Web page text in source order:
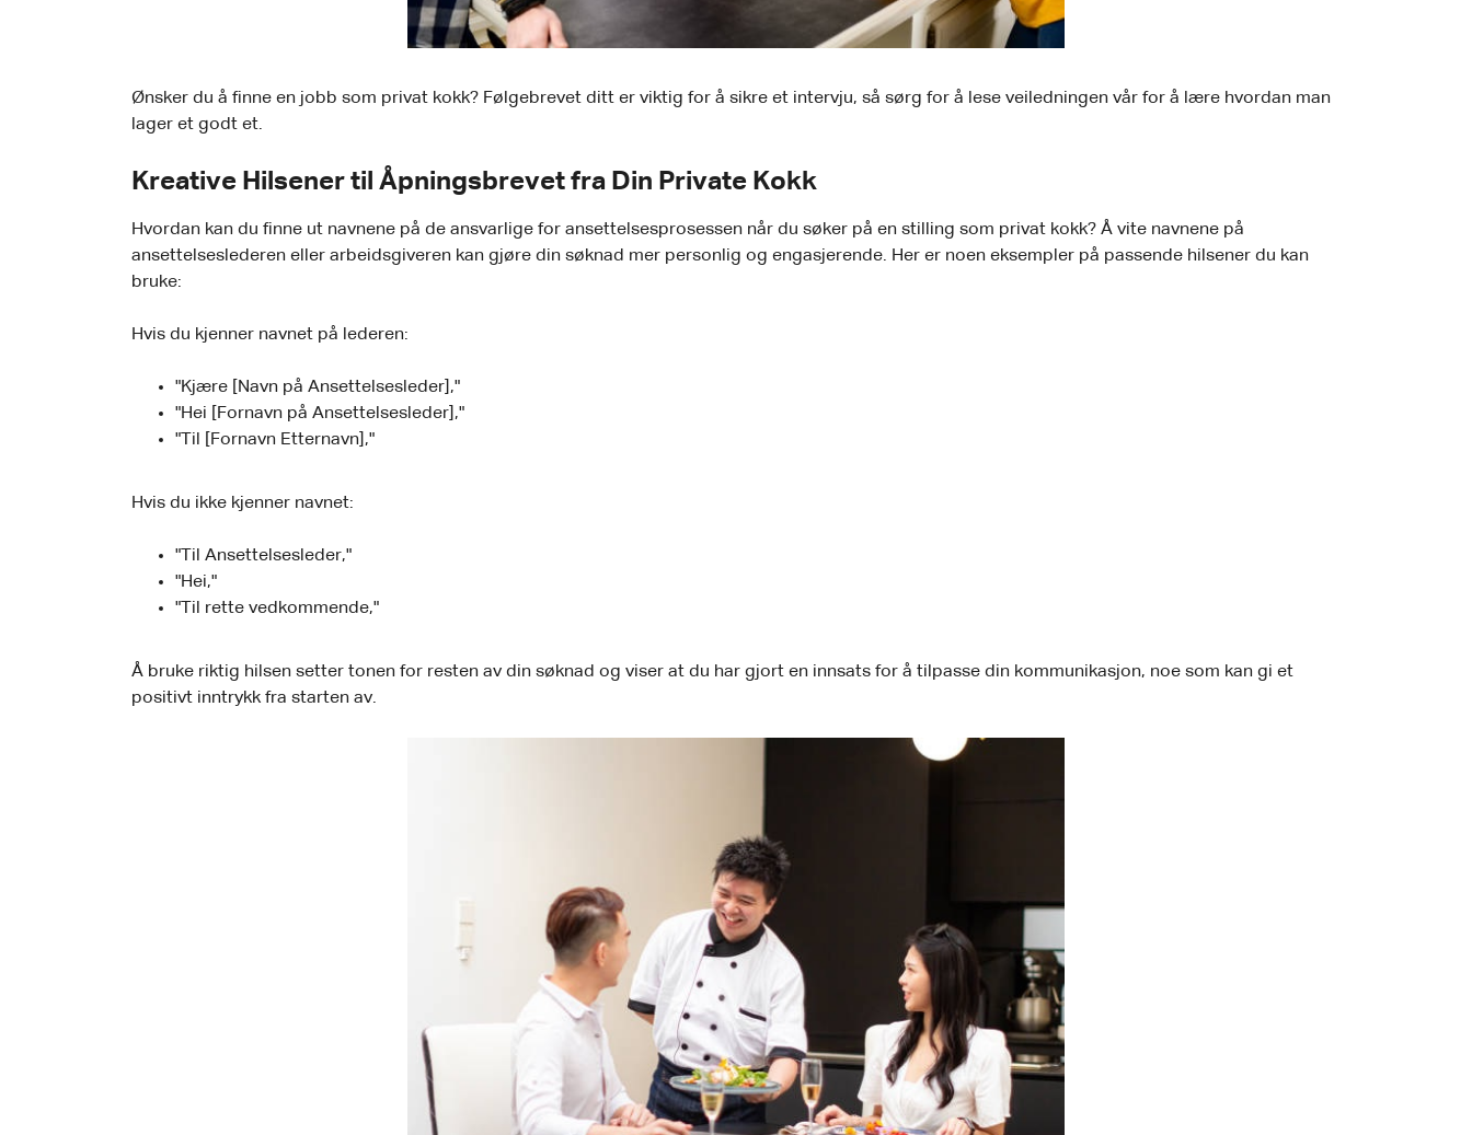
Ønsker du å finne en jobb som privat kokk? Følgebrevet ditt er viktig for å sikre et intervju, så sørg for å lese veiledningen vår for å lære hvordan man
lager et godt et.
Kreative Hilsener til Åpningsbrevet fra Din Private Kokk
Hvordan kan du finne ut navnene på de ansvarlige for ansettelsesprosessen når du søker på en stilling som privat kokk? Å vite navnene på
ansettelseslederen eller arbeidsgiveren kan gjøre din søknad mer personlig og engasjerende. Her er noen eksempler på passende hilsener du kan
bruke:
Hvis du kjenner navnet på lederen:
"Kjære [Navn på Ansettelsesleder],"
"Hei [Fornavn på Ansettelsesleder],"
"Til [Fornavn Etternavn],"
Hvis du ikke kjenner navnet:
"Til Ansettelsesleder,"
"Hei,"
"Til rette vedkommende,"
Å bruke riktig hilsen setter tonen for resten av din søknad og viser at du har gjort en innsats for å tilpasse din kommunikasjon, noe som kan gi et
positivt inntrykk fra starten av.